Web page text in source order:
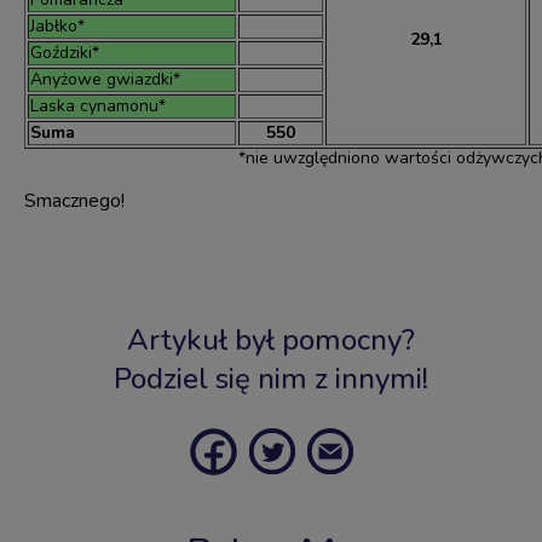
*nie uwzględniono wartości
29,1
Jabłko*
Goździki*
Anyżowe gwiazdki*
Laska cynamonu*
Suma
550
Smacznego!
Artykuł był pomocny?
Podziel się nim z innymi!